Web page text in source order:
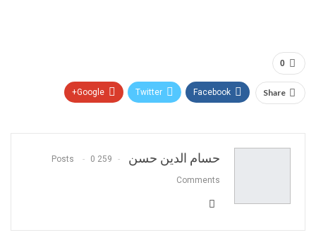
0
Share
Facebook
Twitter
Google+
حسام الدين حسن 259 Posts
0
Comments